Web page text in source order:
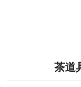
茶道